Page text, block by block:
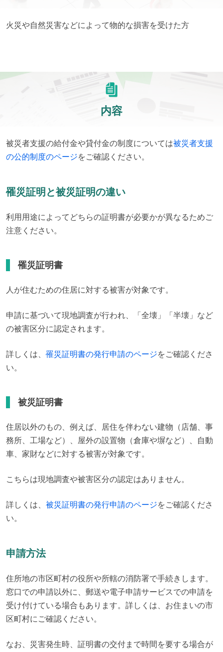
火災や自然災害などによって物的な損害を受けた方
内容
被災者支援の給付金や貸付金の制度については被災者支援
の公的制度のページをご確認ください。
罹災証明と被災証明の違い
利用用途によってどちらの証明書が必要かが異なるためご
注意ください。
罹災証明書
人が住むための住居に対する被害が対象です。
申請に基づいて現地調査が行われ、「全壊」「半壊」など
の被害区分に認定されます。
詳しくは、 罹災証明書の発行申請のページをご確認くださ
い。
被災証明書
住居以外のもの、例えば、居住を伴わない建物（店舗、事
務所、工場など）、屋外の設置物（倉庫や塀など）、自動
車、家財などに対する被害が対象です。
こちらは現地調査や被害区分の認定はありません。
詳しくは、 被災証明書の発行申請のページをご確認くださ
い。
申請方法
住所地の市区町村の役所や所轄の消防署で手続きします。
窓口での申請以外に、郵送や電子申請サービスでの申請を
受け付けている場合もあります。詳しくは、お住まいの市
区町村にご確認ください。
なお、災害発生時、証明書の交付まで時間を要する場合が